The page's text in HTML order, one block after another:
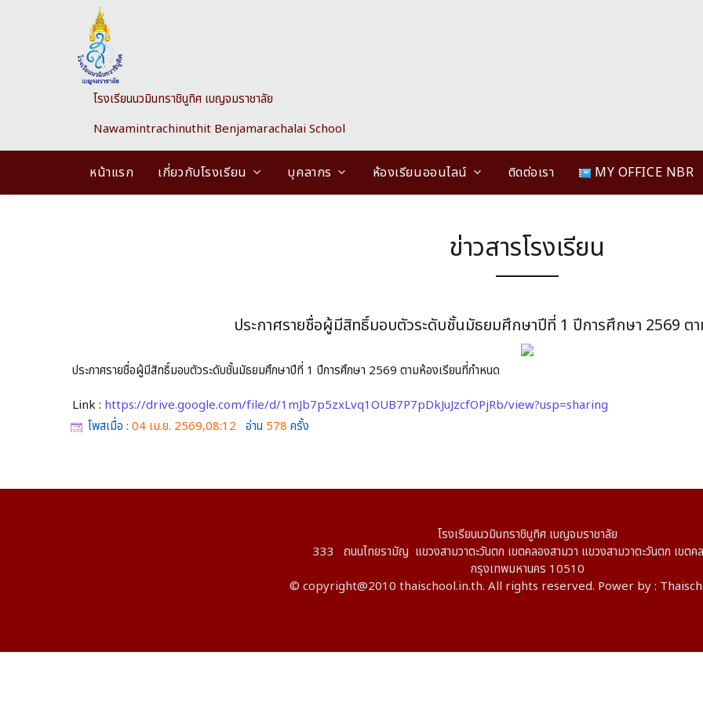
Skip to main content
โรงเรียนนวมินทราชินูทิศ เบญจมราชาลัย
Nawamintrachinuthit Benjamarachalai School
หน้าแรก เกี่ยวกับโรงเรียน บุคลากร ห้องเรียนออนไลน์ ติดต่อเรา MY OFFICE NBR
ข่าวสารโรงเรียน
ประกาศรายชื่อผู้มีสิทธิ์มอบตัวระดับชั้นมัธยมศึกษาปีที่ 1 ปีการศึกษา 2569 ต
ประกาศรายชื่อผู้มีสิทธิ์มอบตัวระดับชั้นมัธยมศึกษาปีที่ 1 ปีการศึกษา 2569 ตามห้องเรียนที่กำหนด
Link : https://drive.google.com/file/d/1mJb7p5zxLvq1OUB7P7pDkJuJzcfOPjRb/view?usp=sharing
โพสเมื่อ : 04 เม.ย. 2569,08:12 อ่าน 578 ครั้ง
โรงเรียนนวมินทราชินูทิศ เบญจมราชาลัย
333 ถนนไทยรามัญ แขวงสามวาตะวันตก เขตคลองสามวา แขวงสามวาตะวันตก เขตค
กรุงเทพมหานคร 10510
© copyright@2010 thaischool.in.th. All rights reserved. Power by :